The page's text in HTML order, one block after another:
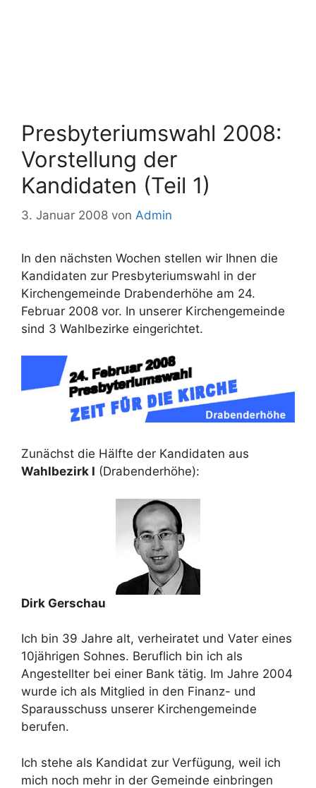
Presbyteriumswahl 2008:
Vorstellung der
Kandidaten (Teil 1)
3. Januar 2008 von Admin
In den nächsten Wochen stellen wir Ihnen die
Kandidaten zur Presbyteriumswahl in der
Kirchengemeinde Drabenderhöhe am 24.
Februar 2008 vor. In unserer Kirchengemeinde
sind 3 Wahlbezirke eingerichtet.
Zunächst die Hälfte der Kandidaten aus
Wahlbezirk I (Drabenderhöhe):
Dirk Gerschau
Ich bin 39 Jahre alt, verheiratet und Vater eines
10jährigen Sohnes. Beruflich bin ich als
Angestellter bei einer Bank tätig. Im Jahre 2004
wurde ich als Mitglied in den Finanz- und
Sparausschuss unserer Kirchengemeinde
berufen.
Ich stehe als Kandidat zur Verfügung, weil ich
mich noch mehr in der Gemeinde einbringen